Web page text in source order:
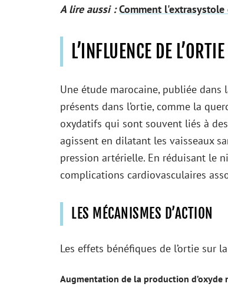
A lire aussi : Comment
L’INFLUENCE DE
Une étude marocaine, publiée
présents dans l’ortie, comme la
oxydatifs qui sont souvent liés à
agissent en dilatant les vaisseaux
pression artérielle. En réduisant le
complications cardiovasculaires
LES MÉCANISMES D’ACTION
Les effets bénéfiques de l’ortie sur
Augmentation de la production d’oxyde